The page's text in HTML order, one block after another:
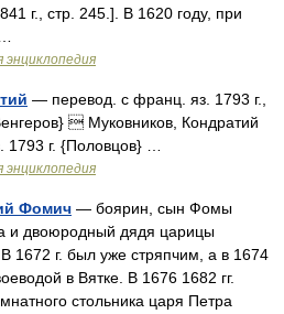
г., стр. 245.]. В 1620 году, при
энциклопедия
— перевод. с франц. яз. 1793 г.,
 Муковников, Кондратий
г. {Половцов} …
энциклопедия
Фомич — боярин, сын Фомы
и двоюродный дядя царицы
1672 г. был уже стряпчим, а в 1674
в Вятке. В 1676 1682 гг.
стольника царя Петра